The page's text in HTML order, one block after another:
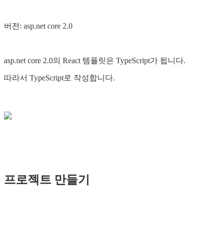
버전: asp.net core 2.0
asp.net core 2.0의 React 템플릿은 TypeScript가 됩니다.
따라서 TypeScript로 작성합니다.
프로젝트 만들기